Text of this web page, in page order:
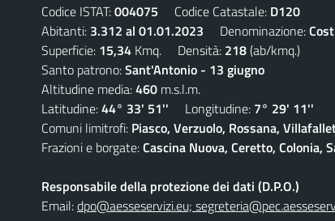
Codice ISTAT:004075 Codice Catastale: D120
Abitanti: 3.312 al 01.01.2023 Denominazione:
Superficie: 15,34 Kmq. Densità: 218(ab/kmq.)
Santo patrono:Sant'Antonio - 13 giugno
Altitudine media:460 m.s.l.m.
Latitudine:44° 33' 51'' Longitudine: 7° 29' 11''
Comuni limitrofi: Piasco, Verzuolo, Rossana,
Frazioni e borgate:Cascina Nuova, Ceretto, Colonia,
Responsabile della protezione dei dati (D.P.O.)
Email:dpo@aesseservizi.eu;